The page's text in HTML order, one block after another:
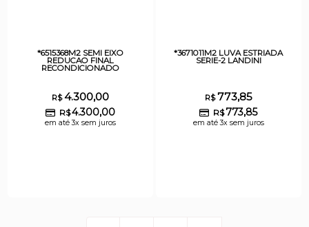
*6515368M2 SEMI EIXO
REDUCAO FINAL
RECONDICIONADO
R$4.300,00
R$4.300,00
em até 3x sem juros
*3671011M2 LUVA ESTRIADA
SERIE-2 LANDINI
R$773,85
R$773,85
em até 3x sem juros